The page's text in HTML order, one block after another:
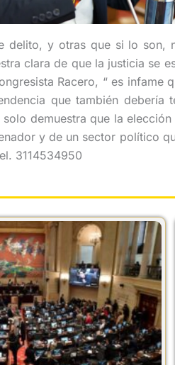
delito, y otras que si lo son,
clara de que la justicia se
Racero, “ es infame
que también
solo demuestra que la
y de un sector político
3114534950